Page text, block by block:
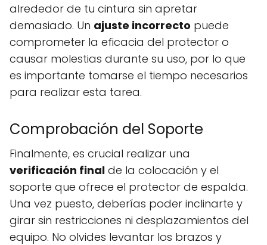
alrededor de tu cintura sin apretar
demasiado. Un ajuste incorrecto puede
comprometer la eficacia del protector o
causar molestias durante su uso, por lo que
es importante tomarse el tiempo necesarios
para realizar esta tarea.
Comprobación del Soporte
Finalmente, es crucial realizar una
verificación final de la colocación y el
soporte que ofrece el protector de espalda.
Una vez puesto, deberías poder inclinarte y
girar sin restricciones ni desplazamientos del
equipo. No olvides levantar los brazos y